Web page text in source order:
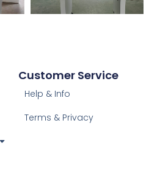
Customer Service
Help & Info
Terms & Privacy